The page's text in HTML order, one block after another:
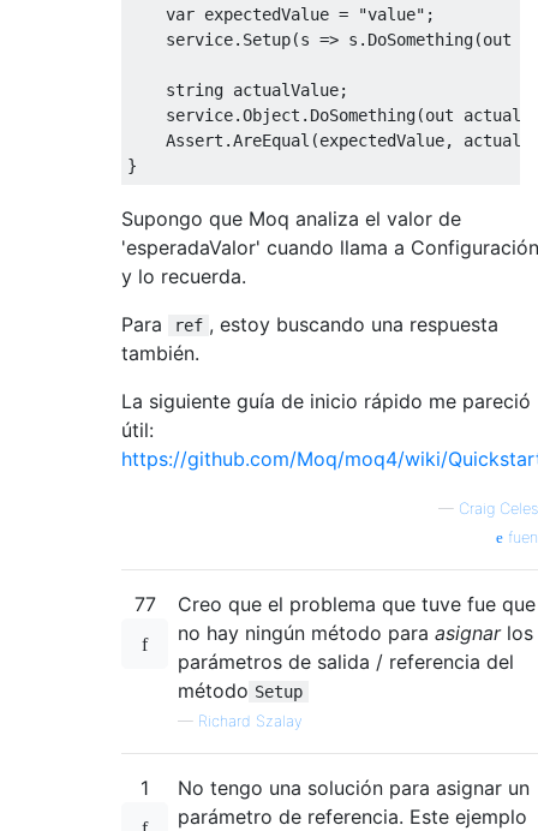
var expectedValue = "value" ;
    service
. Setup(s => s . DoSomething(out
string actualValue;
    service
.Object . DoSomething(out
Assert .AreEqual (expectedValue,
}
Supongo que Moq analiza el valor de
'esperadaValor' cuando llama a Configuración
y lo recuerda.
Para
ref , estoy buscando una respuesta
también.
La siguiente guía de inicio rápido me pareció
útil:
https://github.com/Moq/moq4/wiki/
— Craig
77
Creo que el problema que tuve fue que
no hay ningún método para asignarlos
parámetros de salida / referencia del
método Setup
— Richard Szalay
1
No tengo una solución para asignar un
parámetro de referencia. Este ejemplo